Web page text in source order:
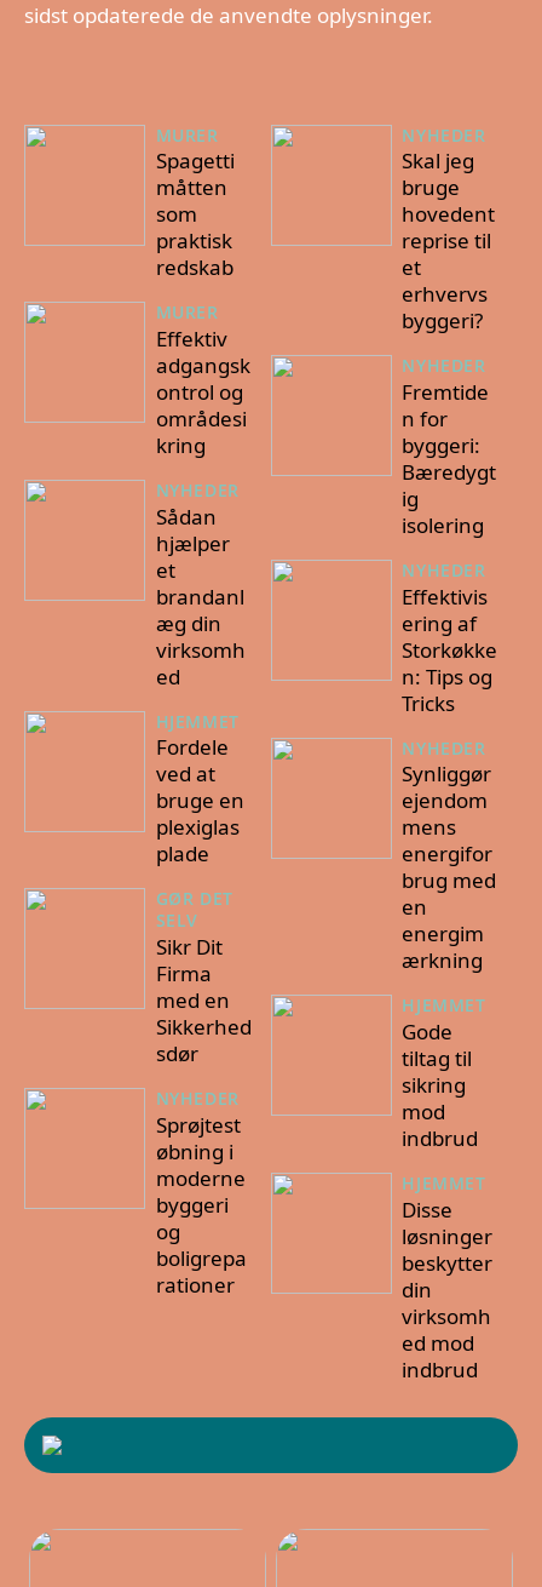
sidst opdaterede de anvendte oplysninger.
MURER
Spagetti
måtten
som
praktisk
redskab
MURER
Effektiv
adgangsk
ontrol og
områdesi
kring
NYHEDER
Sådan
hjælper
et
brandanl
æg din
virksomh
ed
HJEMMET
Fordele
ved at
bruge en
plexiglas
plade
GØR DET
SELV
Sikr Dit
Firma
med en
Sikkerhed
sdør
NYHEDER
Sprøjtest
øbning i
moderne
byggeri
og
boligrepa
rationer
NYHEDER
Skal jeg
bruge
hovedent
reprise til
et
erhvervs
byggeri?
NYHEDER
Fremtide
n for
byggeri:
Bæredygt
ig
isolering
NYHEDER
Effektivis
ering af
Storkøkke
n: Tips og
Tricks
NYHEDER
Synliggør
ejendom
mens
energifor
brug med
en
energim
ærkning
HJEMMET
Gode
tiltag til
sikring
mod
indbrud
HJEMMET
Disse
løsninger
beskytter
din
virksomh
ed mod
indbrud